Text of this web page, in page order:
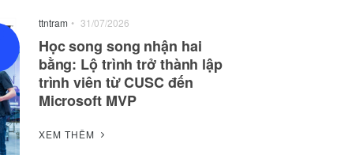
ttntram • 31/07/2026
Học song song nhận hai
bằng: Lộ trình trở thành lập
trình viên từ CUSC đến
Microsoft MVP
XEM THÊM